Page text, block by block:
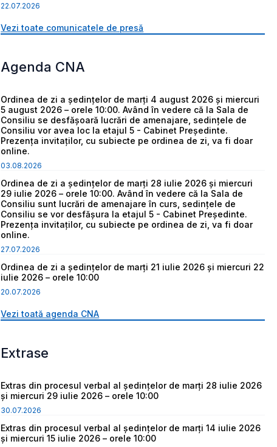
22.07.2026
Vezi toate comunicatele de presă
Agenda CNA
Ordinea de zi a ședințelor de marți 4 august 2026 și miercuri
5 august 2026 – orele 10:00. Având în vedere că la Sala de
Consiliu se desfășoară lucrări de amenajare, sedințele de
Consiliu vor avea loc la etajul 5 - Cabinet Președinte.
Prezența invitaților, cu subiecte pe ordinea de zi, va fi doar
online.
03.08.2026
Ordinea de zi a ședințelor de marți 28 iulie 2026 și miercuri
29 iulie 2026 – orele 10:00. Având în vedere că la Sala de
Consiliu sunt lucrări de amenajare în curs, sedințele de
Consiliu se vor desfășura la etajul 5 - Cabinet Președinte.
Prezența invitaților, cu subiecte pe ordinea de zi, va fi doar
online.
27.07.2026
Ordinea de zi a ședințelor de marți 21 iulie 2026 și miercuri 22
iulie 2026 – orele 10:00
20.07.2026
Vezi toată agenda CNA
Extrase
Extras din procesul verbal al ședințelor de marți 28 iulie 2026
și miercuri 29 iulie 2026 – orele 10:00
30.07.2026
Extras din procesul verbal al ședințelor de marți 14 iulie 2026
și miercuri 15 iulie 2026 – orele 10:00